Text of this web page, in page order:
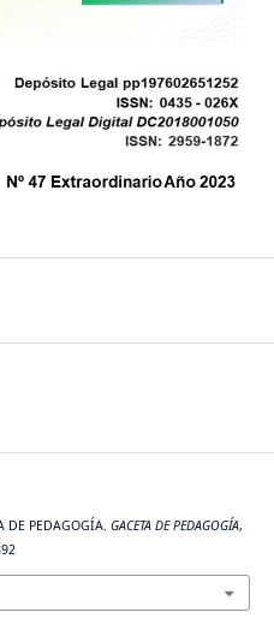
DE PEDAGOGÍA. GACETA DE PEDAGOGÍA,